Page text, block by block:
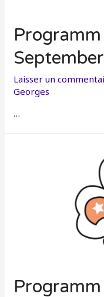
Laisser un
Georges
…